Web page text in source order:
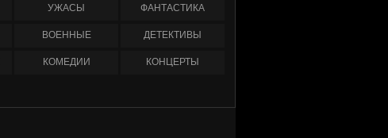
УЖАСЫ ФАНТАСТИКА
ВОЕННЫЕ ДЕТЕКТИВЫ
КОМЕДИИ КОНЦЕРТЫ